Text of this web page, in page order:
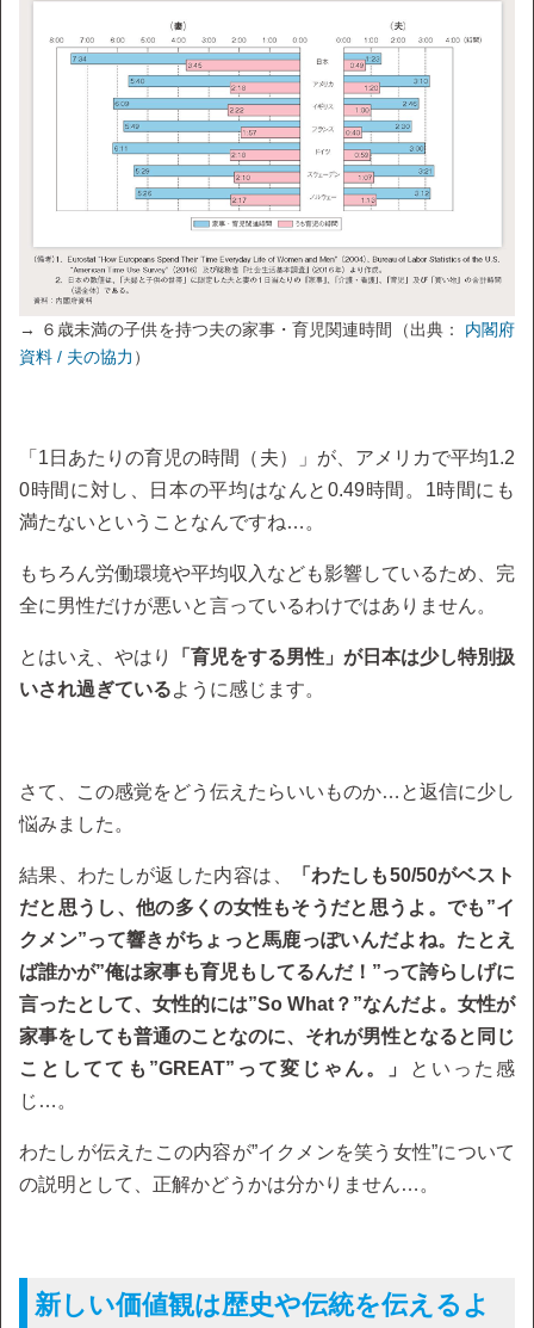
→ ６歳未満の子供を持つ夫の家事・育児関連時間（出典： 内閣府
資料 / 夫の協力 ）
「1日あたりの育児の時間（夫）」が、アメリカで平均1.2
0時間に対し、日本の平均はなんと0.49時間。1時間にも
満たないということなんですね…。
もちろん労働環境や平均収入なども影響しているため、完
全に男性だけが悪いと言っているわけではありません。
とはいえ、やはり
「育児をする男性」が日本は少し特別扱
いされ過ぎているように感じます。
さて、この感覚をどう伝えたらいいものか…と返信に少し
悩みました。
結果、わたしが返した内容は、
「わたしも50/50がベスト
だと思うし、他の多くの女性もそうだと思うよ。でも”イ
クメン”って響きがちょっと馬鹿っぽいんだよね。たとえ
ば誰かが”俺は家事も育児もしてるんだ！”って誇らしげに
言ったとして、女性的には”So What？”なんだよ。女性が
家事をしても普通のことなのに、それが男性となると同じ
ことしてても”GREAT”って変じゃん。」
といった感
じ…。
わたしが伝えたこの内容が”イクメンを笑う女性”について
の説明として、正解かどうかは分かりません…。
新しい価値観は歴史や伝統を伝えるよ